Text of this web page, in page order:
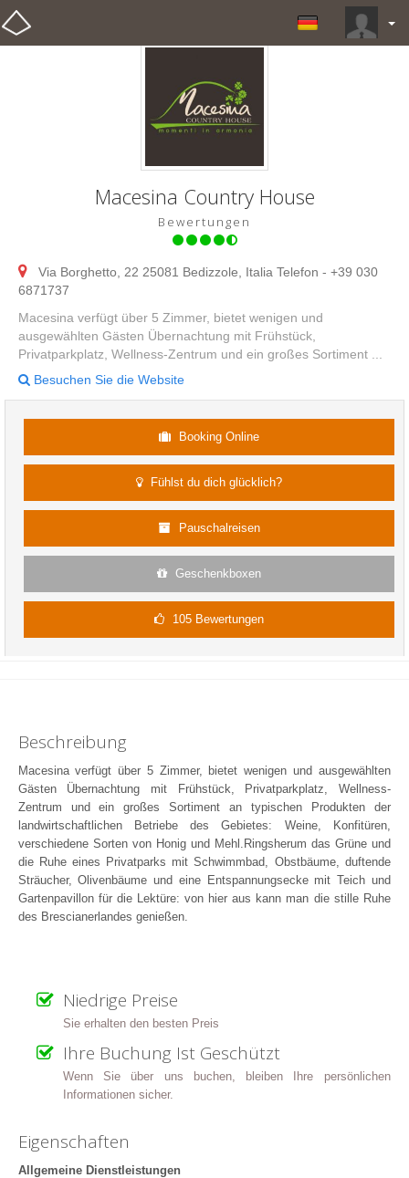
Macesina Country House
Bewertungen
Via Borghetto, 22 25081 Bedizzole, Italia Telefon - +39 030
6871737
Macesina verfügt über 5 Zimmer, bietet wenigen und
ausgewählten Gästen Übernachtung mit Frühstück,
Privatparkplatz, Wellness-Zentrum und ein großes Sortiment ...
Besuchen Sie die Website
Booking Online
Fühlst du dich glücklich?
Pauschalreisen
Geschenkboxen
105 Bewertungen
Beschreibung
Macesina verfügt über 5 Zimmer, bietet wenigen und ausgewählten
Gästen Übernachtung mit Frühstück, Privatparkplatz, Wellness-
Zentrum und ein großes Sortiment an typischen Produkten der
landwirtschaftlichen Betriebe des Gebietes: Weine, Konfitüren,
verschiedene Sorten von Honig und Mehl.Ringsherum das Grüne und
die Ruhe eines Privatparks mit Schwimmbad, Obstbäume, duftende
Sträucher, Olivenbäume und eine Entspannungsecke mit Teich und
Gartenpavillon für die Lektüre: von hier aus kann man die stille Ruhe
des Brescianerlandes genießen.
Niedrige Preise
Sie erhalten den besten Preis
Ihre Buchung Ist Geschützt
Wenn Sie über uns buchen, bleiben Ihre persönlichen
Informationen sicher.
Eigenschaften
Allgemeine Dienstleistungen